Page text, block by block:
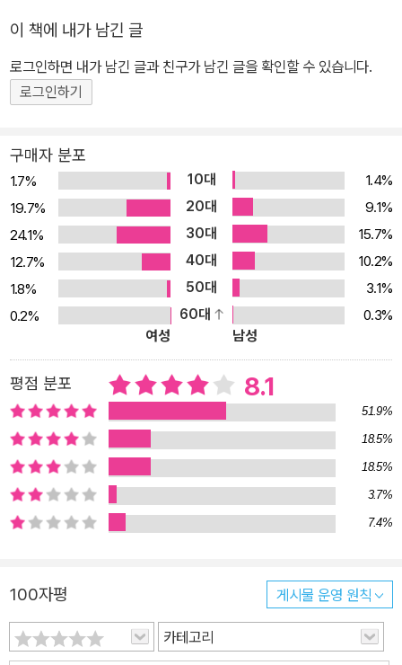
의 스피치 컨설턴트 및 대화 전문가로 활동했다. 정치인들과 기업 최
고경영자 및 임원들을 대상으로 스피치, 커뮤니케이션, 리더십에 대
한 자문과 교육을 진행했다. 지금까지『한국형 대화의 기술』『돌아서
엄마의 말은 다르다』『준비된 말이 성공을 부른다』등 다양한 저서를
펴냈다.
이 책에 내가 남긴 글
로그인하면 내가 남긴 글과 친구가 남긴 글을 확인할 수 있습니다.
로그인하기
구매자 분포
1.7% 10대
1.4%
19.7%
20대
9.1%
24.1%
30대
15.7%
12.7%
40대
10.2%
1.8%
50대
3.1%
0.2%
60대
0.3%
여성
남성
평점 분포 8.1
51.9%
18.5%
18.5%
3.7%
7.4%
100자평 게시물 운영 원칙
카테고리